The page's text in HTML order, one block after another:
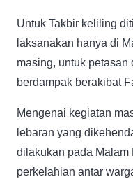
Untuk Takbir keliling
laksanakan hanya di
masing, untuk
berdampak berakibat
Mengenai kegiatan
lebaran yang
dilakukan pada Malam
perkelahian antar